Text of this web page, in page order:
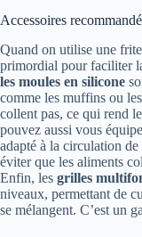
Accessoires
Quand on utilise une
primordial pour faciliter
les moules en silicone
comme les muffins ou
collent pas, ce qui rend
pouvez aussi vous
adapté à la circulation
éviter que les aliments
Enfin, les grilles
niveaux, permettant de
se mélangent. C’est un